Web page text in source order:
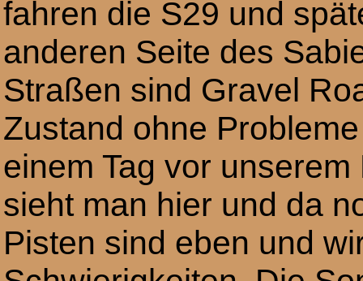
fahren die S29 und
anderen Seite des
Straßen sind Gravel
Zustand ohne
einem Tag vor
sieht man hier und da
Pisten sind eben und